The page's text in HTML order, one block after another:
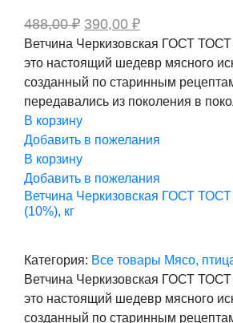
488,00₽ Первоначальная
цена
составляла
488,00 ₽.
390,00 ₽Текущая
цена:
390,00 ₽.
Ветчина Черкизовская ГОСТ
это настоящий шедевр мясного
созданный по старинным
передавались из поколения в
В корзину
Добавить в пожелания
В корзину
Добавить в пожелания
Ветчина Черкизовская ГОСТ ТОСТ
(10%), кг
Категория: Все товары Мясо,
Ветчина Черкизовская ГОСТ
это настоящий шедевр мясного
созданный по старинным